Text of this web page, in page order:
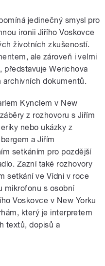
jedinečný smysl pro
ironii Jiřího Voskovce
životních zkušeností.
ale zároveň i velmi
představuje Werichova
archivních dokumentů.
Kynclem v New
z rozhovoru s Jiřím
nebo ukázky z
a Jiřím
setkáním pro pozdější
Zazní také rozhovory
setkání ve Vídni v roce
mikrofonu s osobní
Voskovce v New Yorku
který je interpretem
textů, dopisů a